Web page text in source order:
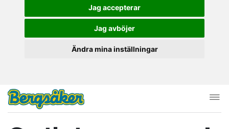
Jag accepterar
Jag avböjer
Ändra mina inställningar